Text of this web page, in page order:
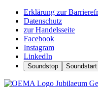
Erklärung zur
Datenschutz
zur Handelsseite
Facebook
Instagram
LinkedIn
Soundstop Soundstart